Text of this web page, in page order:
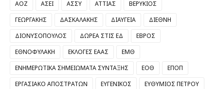
ΑΟΖ
ΑΣΕΙ ΑΣΣΥ ΑΤΤΙΑΣ
ΒΕΡΥΚΙΟΣ
ΓΕΩΡΓΑΚΗΣ
ΔΑΣΚΑΛΑΚΗΣ ΔΙΑΥΓΕΙΑ
ΔΙΕΘΝΗ
ΔΙΟΝΥΣΟΠΟΥΛΟΣ
ΔΩΡΕΑ ΣΤΙΣ ΕΔ
ΕΒΡΟΣ
ΕΘΝΟΦΥΛΑΚΗ
ΕΚΛΟΓΕΣ ΕΑΑΣ
ΕΜΘ
ΕΝΗΜΕΡΩΤΙΚΑ ΣΗΜΕΙΩΜΑΤΑ ΣΥΝΤΑΞΗΣ
ΕΟΘ
ΕΠΟΠ
ΕΡΓΑΣΙΑΚΟ ΑΠΟΣΤΡΑΤΩΝ
ΕΥΓΕΝΙΚΟΣ
ΕΥΘΥΜΙΟΣ ΠΕΤΡΟΥ